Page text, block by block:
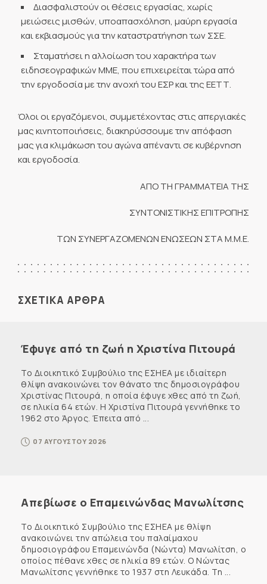
Διασφαλιστούν οι θέσεις εργασίας, χωρίς
μειώσεις μισθών, υποαπασχόληση, μαύρη εργασία
και εκβιασμούς για την καταστρατήγηση των ΣΣΕ.
Σταματήσει η αλλοίωση του χαρακτήρα των
ειδησεογραφικών ΜΜΕ, που επιχειρείται τώρα από
την εργοδοσία με την ανοχή του ΕΣΡ και της ΕΕΤΤ.
Όλοι οι εργαζόμενοι, συμμετέχοντας στις απεργιακές
μας κινητοποιήσεις, διακηρύσσουμε την απόφαση
μας για κλιμάκωση του αγώνα απέναντι σε κυβέρνηση
και εργοδοσία.
ΑΠΟ ΤΗ ΓΡΑΜΜΑΤΕΙΑ ΤΗΣ
ΣΥΝΤΟΝΙΣΤΙΚΗΣ ΕΠΙΤΡΟΠΗΣ
ΤΩΝ ΣΥΝΕΡΓΑΖΟΜΕΝΩΝ ΕΝΩΣΕΩΝ ΣΤΑ Μ.Μ.Ε.
ΣΧΕΤΙΚΑ ΑΡΘΡΑ
Έφυγε από τη ζωή η Χριστίνα Πιτουρά
Το Διοικητικό Συμβούλιο της ΕΣΗΕΑ με ιδιαίτερη
θλίψη ανακοινώνει τον θάνατο της δημοσιογράφου
Χριστίνας Πιτουρά, η οποία έφυγε χθες από τη ζωή,
σε ηλικία 64 ετών. Η Χριστίνα Πιτουρά γεννήθηκε το
1962 στο Άργος. Έπειτα από ...
07 ΑΥΓΟΥΣΤΟΥ 2026
Απεβίωσε ο Επαμεινώνδας Μανωλίτσης
Το Διοικητικό Συμβούλιο της ΕΣΗΕΑ με θλίψη
ανακοινώνει την απώλεια του παλαίμαχου
δημοσιογράφου Επαμεινώνδα (Νώντα) Μανωλίτση, ο
οποίος πέθανε χθες σε ηλικία 89 ετών. Ο Νώντας
Μανωλίτσης γεννήθηκε το 1937 στη Λευκάδα. Τη ...